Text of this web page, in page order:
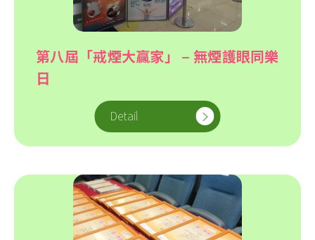
第八屆「戒煙大贏家」 – 無煙護眼同樂
日
Detail